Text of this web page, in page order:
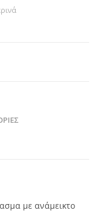
με ανάμεικτο